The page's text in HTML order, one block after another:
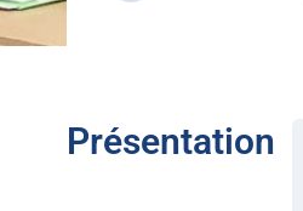
Présentation